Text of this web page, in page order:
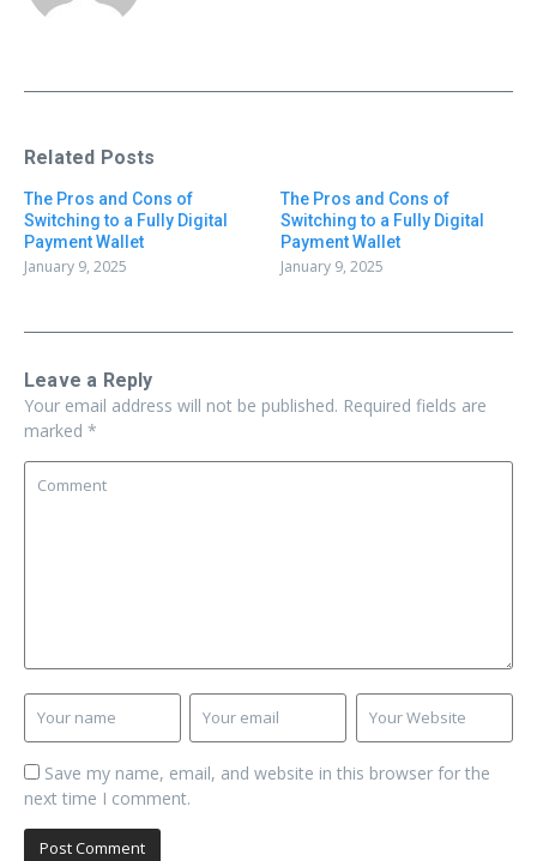
Related Posts
The Pros and Cons of
Switching to a Fully Digital
Payment Wallet
January 9, 2025
The Pros and Cons of
Switching to a Fully Digital
Payment Wallet
January 9, 2025
Leave a Reply
Your email address will not be published. Required fields are
marked *
Save my name, email, and website in this browser for the
next time I comment.